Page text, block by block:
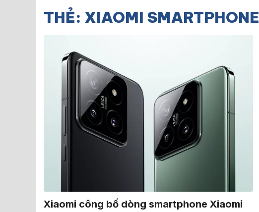
THẺ: XIAOMI SMARTPHONE
Xiaomi công bố dòng smartphone Xiaomi